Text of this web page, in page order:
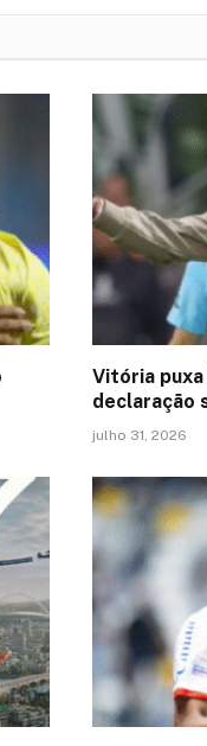
Vitória
declaração
julho 31, 2026